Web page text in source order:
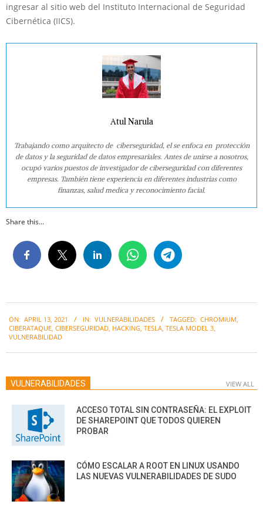
ingresar al sitio web del Instituto Internacional de Seguridad
Cibernética (IICS).
Atul Narula
Trabajando como arquitecto de ciberseguridad, el se enfoca en protección
de datos y la seguridad de datos empresariales. Antes de unirse a nosotros,
ocupó varios puestos de investigador de ciberseguridad con diferentes
empresas. También tiene experiencia en diferentes industrias como
finanzas, salud medica y reconocimiento facial.
Share this...
04-
13
ON: APRIL 13, 2021 IN: VULNERABILIDADES TAGGED: CHROMIUM
CIBERATAQUE CIBERSEGURIDAD HACKING TESLA TESLA MODEL 3
VULNERABILIDAD
VULNERABILIDADES VIEW ALL
ACCESO TOTAL SIN CONTRASEÑA: EL EXPLOIT
DE SHAREPOINT QUE TODOS QUIEREN
PROBAR
CÓMO ESCALAR A ROOT EN LINUX USANDO
LAS NUEVAS VULNERABILIDADES DE SUDO